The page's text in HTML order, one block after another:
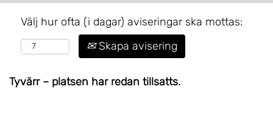
Välj hur ofta (i dagar) aviseringar ska mottas:
Skapa avisering
Tyvärr – platsen har redan tillsatts.